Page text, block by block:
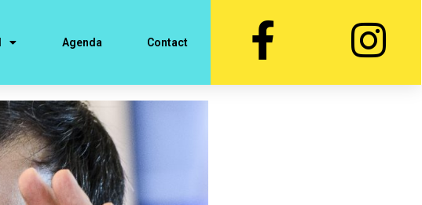
Agenda Contact